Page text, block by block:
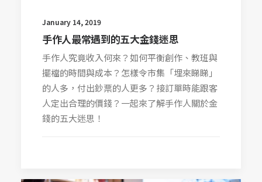
January 14, 2019
手作人最常遇到的五大金錢迷思
手作人究竟收入何來？如何平衡創作、教班與
擺檔的時間與成本？怎樣令市集「埋來睇睇」
的人多，付出鈔票的人更多？接訂單時能跟客
人定出合理的價錢？一起來了解手作人關於金
錢的五大迷思！